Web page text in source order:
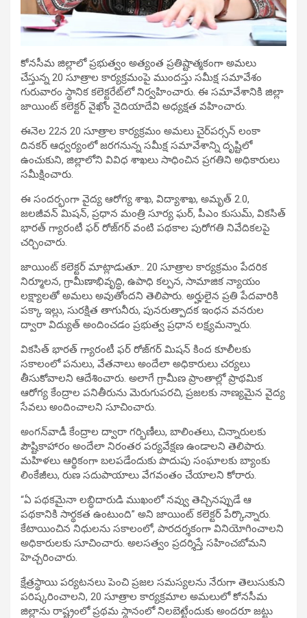
కోనసీమ జిల్లాలో ప్రభుత్వం అత్యంత ప్రతిష్టాత్మకంగా అమలు
చేస్తున్న 20 సూత్రాల కార్యక్రమంపై ముందస్తు సమీక్ష సమావేశం
గురువారం స్థానిక కలెక్టరేట్‌లో నిర్వహించారు. ఈ సమావేశానికి జిల్లా
జాయింట్ కలెక్టర్ వైఖోం నైదియాదేవి అధ్యక్షత వహించారు.
ఈనెల 22న 20 సూత్రాల కార్యక్రమం అమలు చైర్‌పర్సన్ లంకా
దినకర్ ఆధ్వర్యంలో జరగనున్న సమీక్ష సమావేశాన్ని దృష్టిలో
ఉంచుకుని, జిల్లాలోని వివిధ శాఖలు సాధించిన ప్రగతిని అధికారులు
సమీక్షించారు.
ఈ సందర్భంగా వైద్య ఆరోగ్య శాఖ, విద్యాశాఖ, అమృత్ 2.0,
జలజీవన్ మిషన్, ప్రధాన మంత్రి సూర్య ఘర్, పీఎం కుసుమ్, వికసిత్
భారత్ గ్యారంటీ ఫర్ రోజ్‌గర్ వంటి పథకాల పురోగతి నివేదికలపై
చర్చించారు.
జాయింట్ కలెక్టర్ మాట్లాడుతూ.. 20 సూత్రాల కార్యక్రమం పేదరిక
నిర్మూలన, గ్రామీణాభివృద్ధి, ఉపాధి కల్పన, సామాజిక న్యాయం
లక్ష్యాలతో అమలు అవుతోందని తెలిపారు. అర్హులైన ప్రతి పేదవారికి
పక్కా ఇల్లు, సురక్షిత తాగునీరు, పునరుత్పాదక ఇంధన వనరుల
ద్వారా విద్యుత్ అందించడం ప్రభుత్వ ప్రధాన లక్ష్యమన్నారు.
వికసిత్ భారత్ గ్యారంటీ ఫర్ రోజ్‌గర్ మిషన్ కింద కూలీలకు
సకాలంలో పనులు, వేతనాలు అందేలా అధికారులు చర్యలు
తీసుకోవాలని ఆదేశించారు. అలాగే గ్రామీణ ప్రాంతాల్లో ప్రాథమిక
ఆరోగ్య కేంద్రాల పనితీరును మెరుగుపరచి, ప్రజలకు నాణ్యమైన వైద్య
సేవలు అందించాలని సూచించారు.
అంగన్‌వాడీ కేంద్రాల ద్వారా గర్భిణీలు, బాలింతలు, చిన్నారులకు
పౌష్టికాహారం అందేలా నిరంతర పర్యవేక్షణ ఉండాలని తెలిపారు.
మహిళలు ఆర్థికంగా బలపడేందుకు పొదుపు సంఘాలకు బ్యాంకు
లింకేజీలు, రుణ సదుపాయాలు వేగవంతం చేయాలని కోరారు.
“ఏ పథకమైనా లబ్ధిదారుడి ముఖంలో నవ్వు తెచ్చినప్పుడే ఆ
పథకానికి సార్థకత ఉంటుంది” అని జాయింట్ కలెక్టర్ పేర్కొన్నారు.
కేటాయించిన నిధులను సకాలంలో, పారదర్శకంగా వినియోగించాలని
అధికారులకు సూచించారు. అలసత్వం ప్రదర్శిస్తే సహించబోమని
హెచ్చరించారు.
క్షేత్రస్థాయి పర్యటనలు పెంచి ప్రజల సమస్యలను నేరుగా తెలుసుకుని
పరిష్కరించాలని, 20 సూత్రాల కార్యక్రమాల అమలులో కోనసీమ
జిల్లాను రాష్ట్రంలో ప్రథమ స్థానంలో నిలబెట్టేందుకు అందరూ జట్టు